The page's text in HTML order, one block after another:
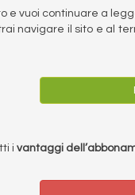
e vuoi continuare a
navigare il sito e al
i vantaggi